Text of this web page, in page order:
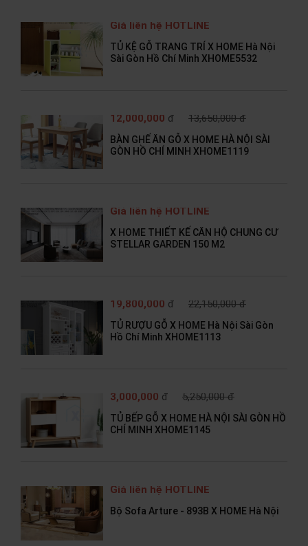
Giá liên hệ HOTLINE
TỦ KỆ GỖ TRANG TRÍ X HOME Hà Nội
Sài Gòn Hồ Chí Minh XHOME5532
12,000,000 đ 13,650,000 đ
BÀN GHẾ ĂN GỖ X HOME HÀ NỘI SÀI
GÒN HỒ CHÍ MINH XHOME1119
Giá liên hệ HOTLINE
X HOME THIẾT KẾ CĂN HỘ CHUNG CƯ
STELLAR GARDEN 150 M2
19,800,000 đ 22,150,000 đ
TỦ RƯỢU GỖ X HOME Hà Nội Sài Gòn
Hồ Chí Minh XHOME1113
3,000,000 đ 5,250,000 đ
TỦ BẾP GỖ X HOME HÀ NỘI SÀI GÒN HỒ
CHÍ MINH XHOME1145
Giá liên hệ HOTLINE
Bộ Sofa Arture - 893B X HOME Hà Nội